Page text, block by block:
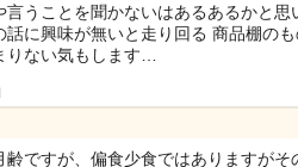
言うことを聞かないはあるあるかと思
話に興味が無いと走り回る 商品棚の
りない気もします…
齢ですが、偏食少食ではありますがそ